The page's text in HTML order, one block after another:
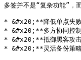
多签并不是“复杂功能”，
* &#x20;**降低单点失败
* &#x20;**多方协同控制
* &#x20;**抵御黑客攻击
* &#x20;**灵活备份策略